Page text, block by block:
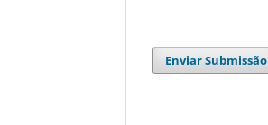
Enviar Submissão